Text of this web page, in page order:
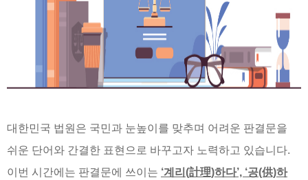
대한민국 법원은 국민과 눈높이를 맞추며 어려운 판결문을
쉬운 단어와 간결한 표현으로 바꾸고자 노력하고 있습니다.
이번 시간에는 판결문에 쓰이는 ‘계리(計理)하다’, ‘공(供)하